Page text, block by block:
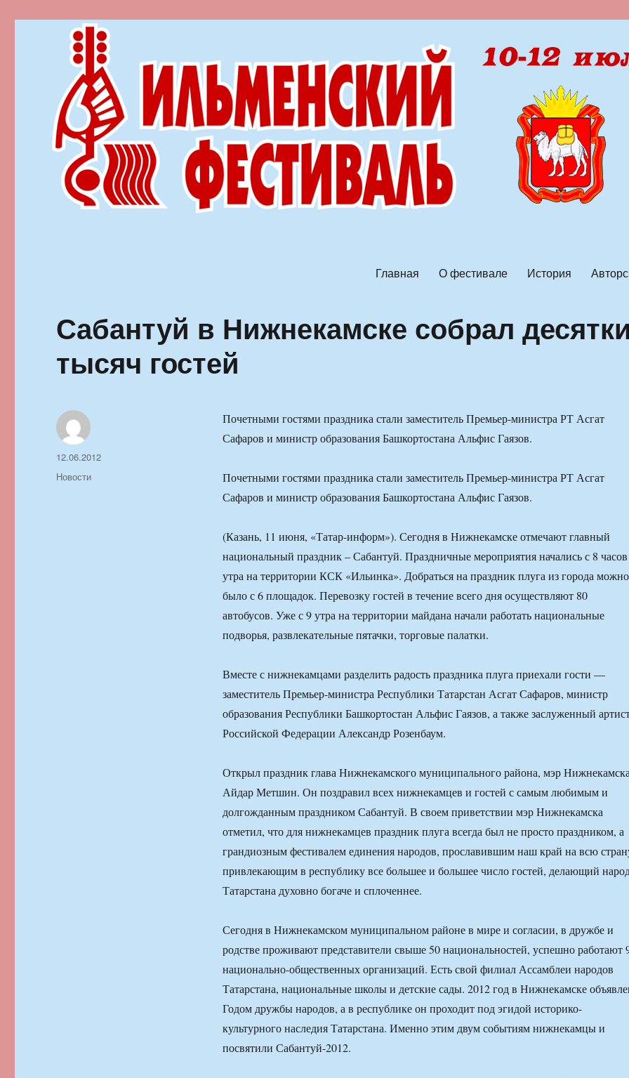
Главная О фестивале История
Сабантуй в Нижнекамске собрал десятки
тысяч гостей
Почетными гостями праздника стали заместитель Премьер-министра РТ Асгат
Сафаров и министр образования Башкортостана Альфис Гаязов.
Почетными гостями праздника стали заместитель Премьер-министра РТ Асгат
Сафаров и министр образования Башкортостана Альфис Гаязов.
(Казань, 11 июня, «Татар-информ»). Сегодня в Нижнекамске отмечают главный
национальный праздник – Сабантуй. Праздничные мероприятия начались с 8 часов
утра на территории КСК «Ильинка». Добраться на праздник плуга из города можно
было с 6 площадок. Перевозку гостей в течение всего дня осуществляют 80
автобусов. Уже с 9 утра на территории майдана начали работать национальные
подворья, развлекательные пятачки, торговые палатки.
Вместе с нижнекамцами разделить радость праздника плуга приехали гости —
заместитель Премьер-министра Республики Татарстан Асгат Сафаров, министр
образования Республики Башкортостан Альфис Гаязов, а также заслуженный
Российской Федерации Александр Розенбаум.
Открыл праздник глава Нижнекамского муниципального района, мэр Нижнекамска
Айдар Метшин. Он поздравил всех нижнекамцев и гостей с самым любимым и
долгожданным праздником Сабантуй. В своем приветствии мэр Нижнекамска
отметил, что для нижнекамцев праздник плуга всегда был не просто праздником, а
грандиозным фестивалем единения народов, прославившим наш край на всю
привлекающим в республику все большее и большее число гостей, делающий
Татарстана духовно богаче и сплоченнее.
Сегодня в Нижнекамском муниципальном районе в мире и согласии, в дружбе и
родстве проживают представители свыше 50 национальностей, успешно работают
национально-общественных организаций. Есть свой филиал Ассамблеи народов
Татарстана, национальные школы и детские сады. 2012 год в Нижнекамске
Годом дружбы народов, а в республике он проходит под эгидой историко-
культурного наследия Татарстана. Именно этим двум событиям нижнекамцы и
посвятили Сабантуй-2012.
Автор
Опубликовано
12.06.2012
Рубрики
Новости